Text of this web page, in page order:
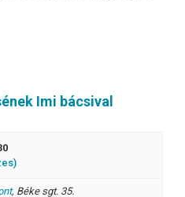
Imi bácsival
, Béke sgt. 35.